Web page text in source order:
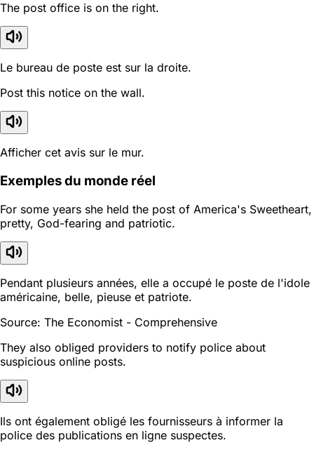
The post office is on the right.
Le bureau de poste est sur la droite.
Post this notice on the wall.
Afficher cet avis sur le mur.
Exemples du monde réel
For some years she held the post of America's Sweetheart,
pretty, God-fearing and patriotic.
Pendant plusieurs années, elle a occupé le poste de l'idole
américaine, belle, pieuse et patriote.
Source: The Economist - Comprehensive
They also obliged providers to notify police about
suspicious online posts.
Ils ont également obligé les fournisseurs à informer la
police des publications en ligne suspectes.